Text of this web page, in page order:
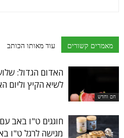
מאמרים קשורים עוד מאותו הכותב
חם וחדש
האדום הגדול:
לשיא הקיץ וליום
חוגגים ט"ו באב
מגישה לרגל ט"ו